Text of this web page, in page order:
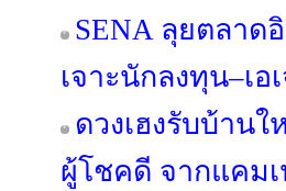
SENA ลุยตลาด
เจาะนักลงทุน–เ
ดวงเฮงรับบ้าน
ผู้โชคดี จากแคม